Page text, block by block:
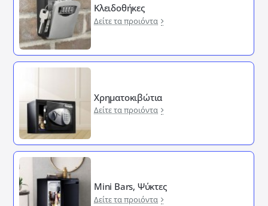
Κλειδοθήκες
Δείτε τα προιόντα
Χρηματοκιβώτια
Δείτε τα προιόντα
Mini Bars, Ψύκτες
Δείτε τα προιόντα